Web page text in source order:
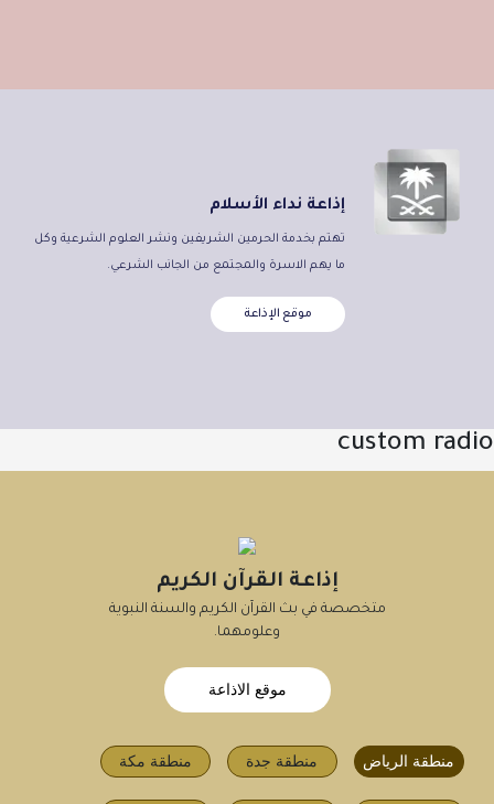
إذاعة نداء الأسلام
تهتم بخدمة الحرمين الشريفين ونشر العلوم الشرعية وكل
ما يهم الاسرة والمجتمع من الجانب الشرعي.
موقع الإذاعة
custom radio
إذاعة القرآن الكريم
متخصصة في بث القرآن الكريم والسنة النبوية
وعلومهما.
موقع الاذاعة
منطقة الرياض منطقة جدة منطقة مكة